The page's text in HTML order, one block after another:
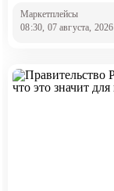
Маркетплейсы
08:30, 07 августа, 2026